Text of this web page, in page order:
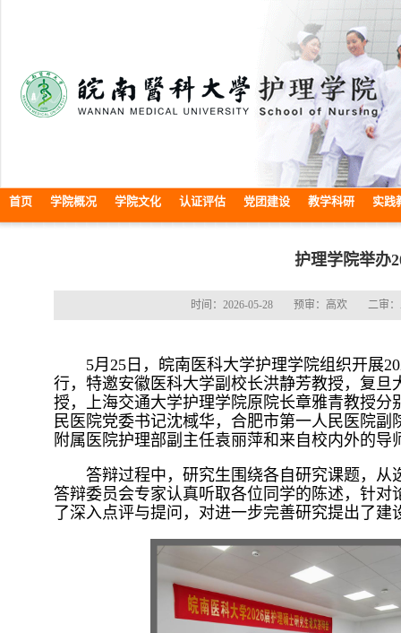
首页 学院概况 学院文化 认证评估 党团建设 教学科研 实践
护理学院举办
时间：2026-05-28 预审：高欢 二审
5月25日，皖南医科大学护理学院组织开展
行，特邀安徽医科大学副校长洪静芳教授，复
授，上海交通大学护理学院原院长章雅青教授
民医院党委书记沈棫华，合肥市第一人民医院
附属医院护理部副主任袁丽萍和来自校内外的导
答辩过程中，研究生围绕各自研究课题，
答辩委员会专家认真听取各位同学的陈述，针
了深入点评与提问，对进一步完善研究提出了